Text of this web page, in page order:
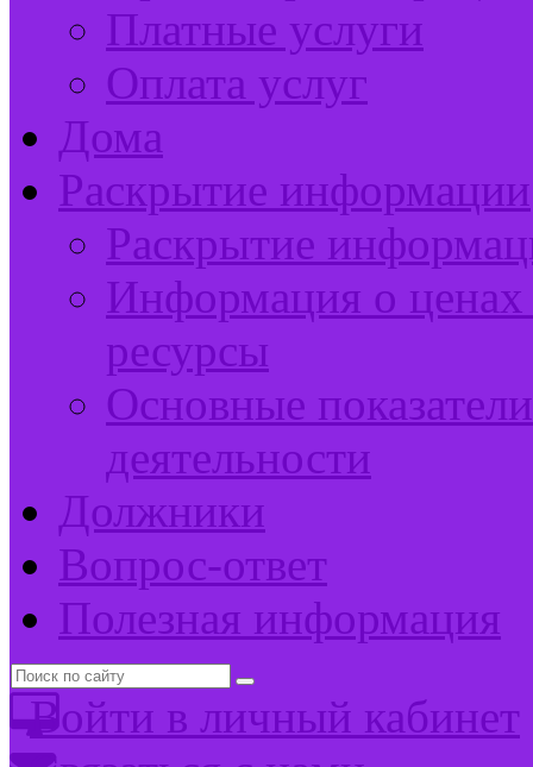
Платные услуги
Оплата услуг
Дома
Раскрытие информации
Раскрытие
Информация о
ресурсы
Основные
деятельности
Должники
Вопрос-ответ
Полезная информация
Войти в личный кабинет